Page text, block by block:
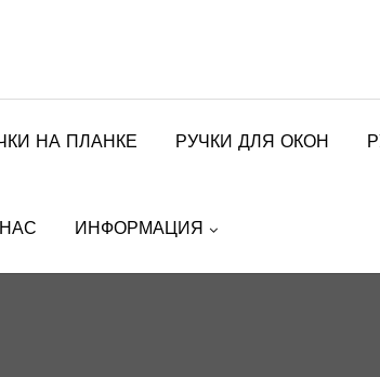
НА ПЛАНКЕ РУЧКИ ДЛЯ ОКОН
ИНФОРМАЦИЯ